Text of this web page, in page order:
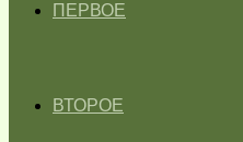
ПЕРВОЕ
ВТОРОЕ